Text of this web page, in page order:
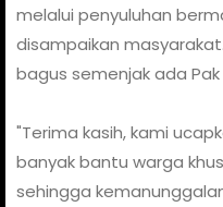
melalui penyuluhan
disampaikan
bagus semenjak ada Pak
"Terima kasih, kami
banyak bantu warga
sehingga